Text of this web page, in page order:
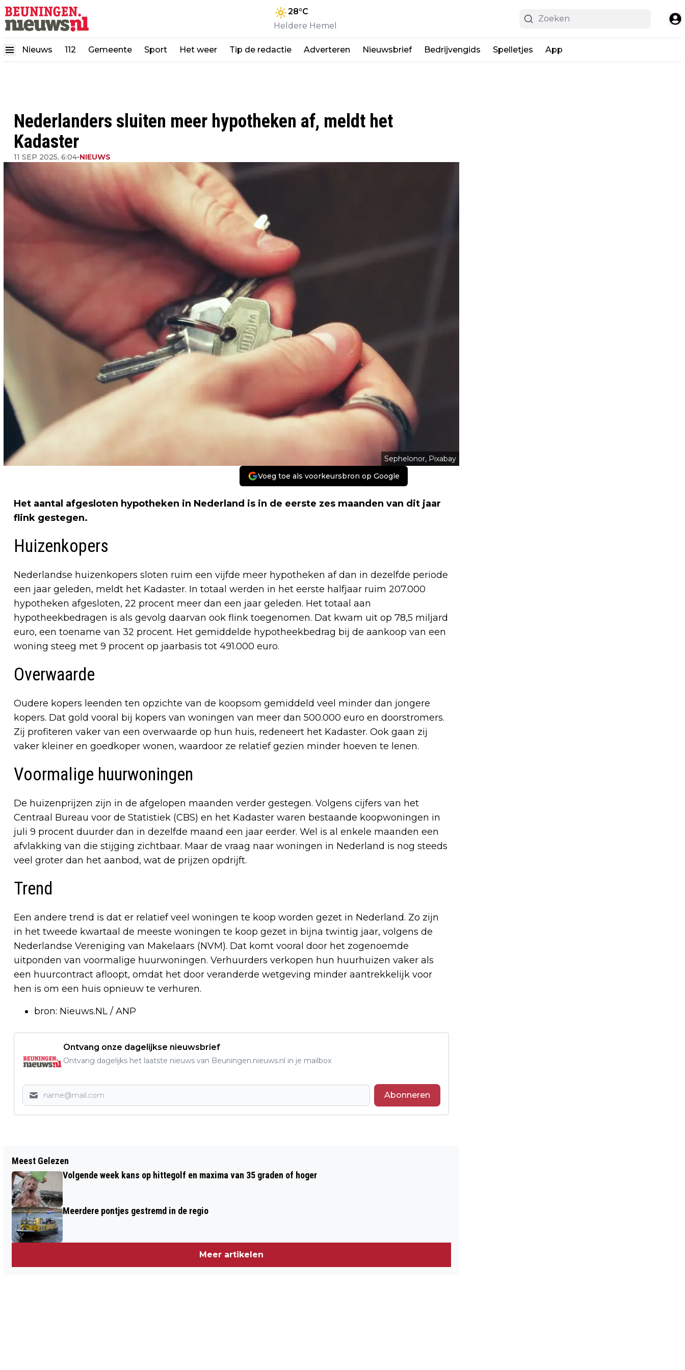
28°C
Heldere Hemel
Nieuws 112 Gemeente Sport Het weer Tip de redactie Adverteren Nieuwsbrief Bedrijvengids Spelletjes App
Nederlanders sluiten meer hypotheken af, meldt het
Kadaster
11 SEP 2025, 6:04•NIEUWS
Sephelonor, Pixabay
Voeg toe als voorkeursbron op Google
Het aantal afgesloten hypotheken in Nederland is in de eerste zes maanden van dit jaar
flink gestegen.
Huizenkopers
Nederlandse huizenkopers sloten ruim een vijfde meer hypotheken af dan in dezelfde periode
een jaar geleden, meldt het Kadaster. In totaal werden in het eerste halfjaar ruim 207.000
hypotheken afgesloten, 22 procent meer dan een jaar geleden. Het totaal aan
hypotheekbedragen is als gevolg daarvan ook flink toegenomen. Dat kwam uit op 78,5 miljard
euro, een toename van 32 procent. Het gemiddelde hypotheekbedrag bij de aankoop van een
woning steeg met 9 procent op jaarbasis tot 491.000 euro.
Overwaarde
Oudere kopers leenden ten opzichte van de koopsom gemiddeld veel minder dan jongere
kopers. Dat gold vooral bij kopers van woningen van meer dan 500.000 euro en doorstromers.
Zij profiteren vaker van een overwaarde op hun huis, redeneert het Kadaster. Ook gaan zij
vaker kleiner en goedkoper wonen, waardoor ze relatief gezien minder hoeven te lenen.
Voormalige huurwoningen
De huizenprijzen zijn in de afgelopen maanden verder gestegen. Volgens cijfers van het
Centraal Bureau voor de Statistiek (CBS) en het Kadaster waren bestaande koopwoningen in
juli 9 procent duurder dan in dezelfde maand een jaar eerder. Wel is al enkele maanden een
afvlakking van die stijging zichtbaar. Maar de vraag naar woningen in Nederland is nog steeds
veel groter dan het aanbod, wat de prijzen opdrijft.
Trend
Een andere trend is dat er relatief veel woningen te koop worden gezet in Nederland. Zo zijn
in het tweede kwartaal de meeste woningen te koop gezet in bijna twintig jaar, volgens de
Nederlandse Vereniging van Makelaars (NVM). Dat komt vooral door het zogenoemde
uitponden van voormalige huurwoningen. Verhuurders verkopen hun huurhuizen vaker als
een huurcontract afloopt, omdat het door veranderde wetgeving minder aantrekkelijk voor
hen is om een huis opnieuw te verhuren.
bron: Nieuws.NL / ANP
Ontvang onze dagelijkse nieuwsbrief
Ontvang dagelijks het laatste nieuws van Beuningen.nieuws.nl in je mailbox
Abonneren
OP AVONTUUR MET DE BIEB TIJDENS DE
KINDERBOEKENWEEK
WORLD CLEANUP DAY
Meest Gelezen
Volgende week kans op hittegolf en maxima van 35 graden of hoger
Meerdere pontjes gestremd in de regio
Meer artikelen